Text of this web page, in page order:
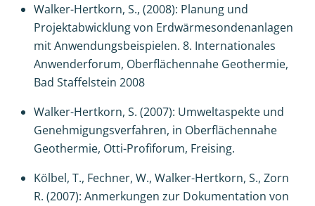
Walker-Hertkorn, S., (2008): Planung und
Projektabwicklung von Erdwärmesondenanlagen
mit Anwendungsbeispielen. 8. Internationales
Anwenderforum, Oberflächennahe Geothermie,
Bad Staffelstein 2008
Walker-Hertkorn, S. (2007): Umweltaspekte und
Genehmigungsverfahren, in Oberflächennahe
Geothermie, Otti-Profiforum, Freising.
Kölbel, T., Fechner, W., Walker-Hertkorn, S., Zorn
R. (2007): Anmerkungen zur Dokumentation von